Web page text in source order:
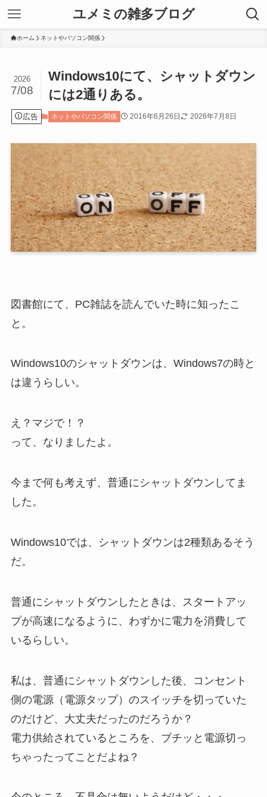
ユメミの雑多ブログ
ホーム ネットやパソコン関係
Windows10にて、シャットダウン
には2通りある。
2026
7/08
広告 ネットやパソコン関係 2016年6月26日 2026年7月8日
図書館にて、PC雑誌を読んでいた時に知ったこ
と。
Windows10のシャットダウンは、Windows7の時と
は違うらしい。
え？マジで！？
って、なりましたよ。
今まで何も考えず、普通にシャットダウンしてま
した。
Windows10では、シャットダウンは2種類あるそう
だ。
普通にシャットダウンしたときは、
スタートアッ
プが高速になるように、わずかに電力を消費して
いる らしい。
私は、普通にシャットダウンした後、コンセント
側の電源（電源タップ）のスイッチを切っていた
のだけど、大丈夫だったのだろうか？
電力供給されているところを、ブチッと電源切っ
ちゃったってことだよね？